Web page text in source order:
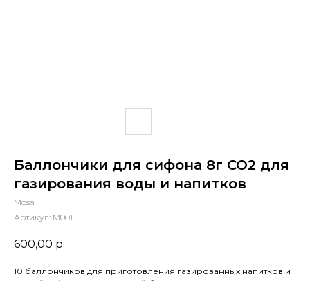
Баллончики для сифона 8г CO2 для
газирования воды и напитков
Mosa
Артикул: M001
600,00 р.
10 баллончиков для приготовления газированных напитков и